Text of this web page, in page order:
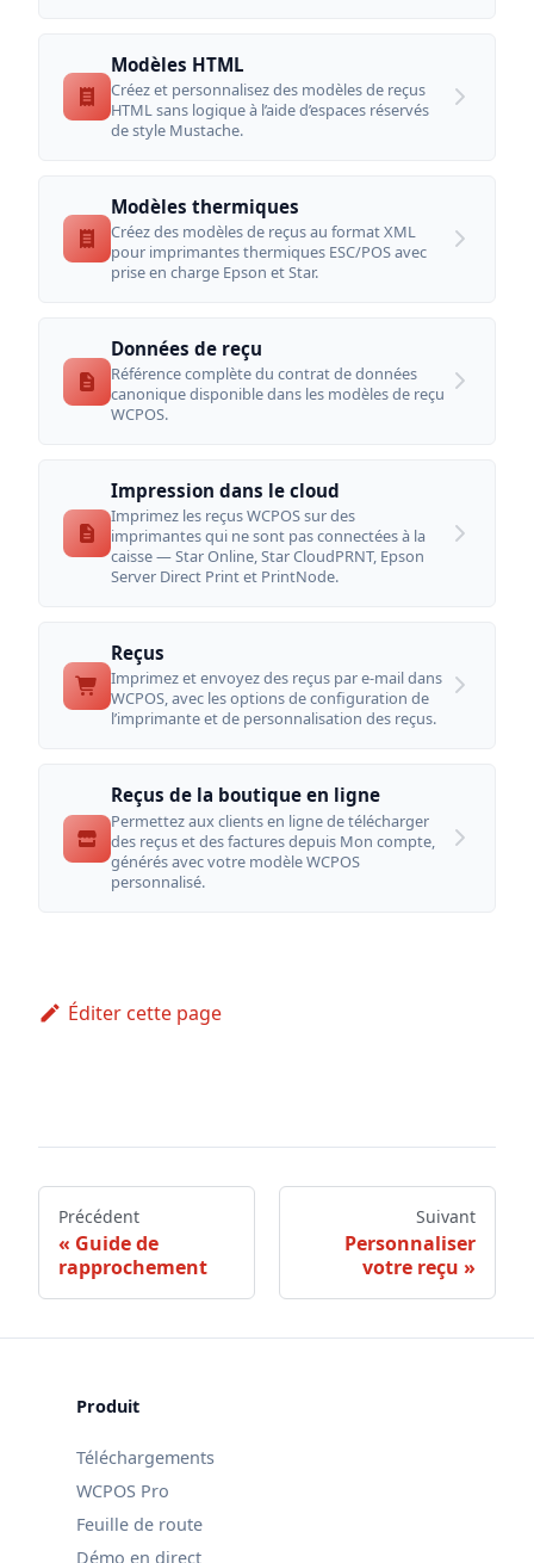
Modèles HTML
Créez et personnalisez des modèles de reçus
HTML sans logique à l’aide d’espaces réservés
de style Mustache.
Modèles thermiques
Créez des modèles de reçus au format XML
pour imprimantes thermiques ESC/POS avec
prise en charge Epson et Star.
Données de reçu
Référence complète du contrat de données
canonique disponible dans les modèles de reçu
WCPOS.
Impression dans le cloud
Imprimez les reçus WCPOS sur des
imprimantes qui ne sont pas connectées à la
caisse — Star Online, Star CloudPRNT, Epson
Server Direct Print et PrintNode.
Reçus
Imprimez et envoyez des reçus par e-mail dans
WCPOS, avec les options de configuration de
l’imprimante et de personnalisation des reçus.
Reçus de la boutique en ligne
Permettez aux clients en ligne de télécharger
des reçus et des factures depuis Mon compte,
générés avec votre modèle WCPOS
personnalisé.
Éditer cette page
Précédent
Guide de
rapprochement
Suivant
Personnaliser
votre reçu
Produit
Téléchargements
WCPOS Pro
Feuille de route
Démo en direct